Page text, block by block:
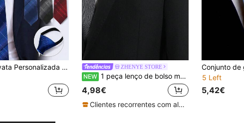
1 peça Gravata Personalizada Listrada Minimalista Sem Nó, Gravata Sem Nó, Adequada para Uso Diário, Festas, Coquetéis, Banquetes, Casamentos, Etc.
ZHENYE STORE
NEW 1 peça lenço de bolso masculino estilo britânico com pequenas bolinhas, acessório para bolso do peito de fato de negócios e deslocações, várias cores disponíveis
4,98€
Clientes recorrentes com alta taxa de retorno
5 Left
5,42€